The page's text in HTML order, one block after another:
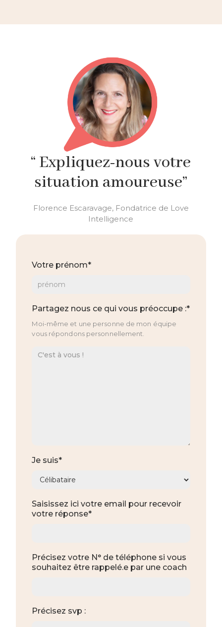
“ Expliquez-nous votre
situation amoureuse”
Florence Escaravage, Fondatrice de Love
Intelligence
Votre prénom*
Partagez nous ce qui vous préoccupe :*
Moi-même et une personne de mon équipe
vous répondons personnellement.
Je suis*
Saisissez ici votre email pour recevoir
votre réponse*
Précisez votre N° de téléphone si vous
souhaitez être rappelé.e par une coach
Précisez svp :